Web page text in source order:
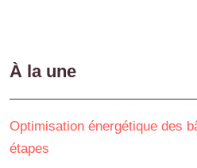
À la une
Optimisation énergétique des
étapes